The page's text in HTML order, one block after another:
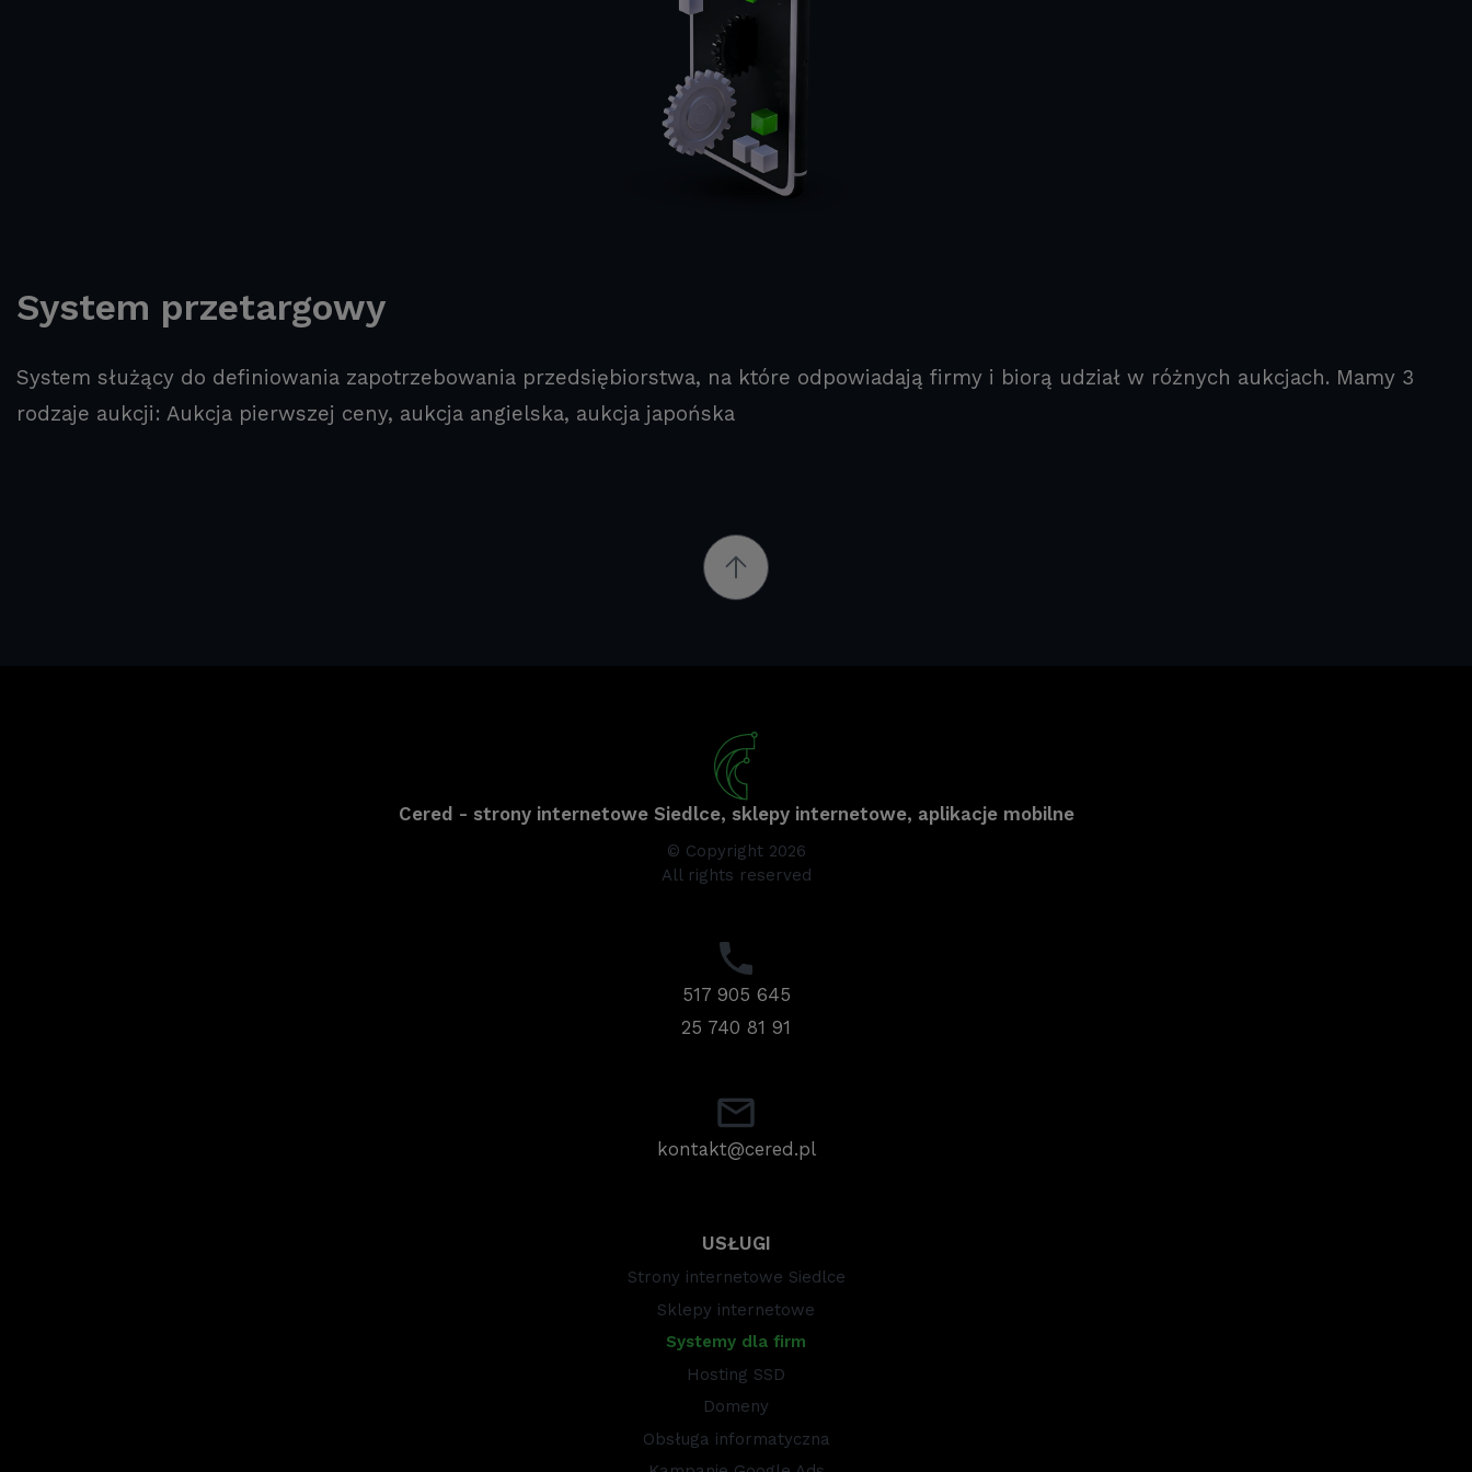
System przetargowy
System służący do definiowania zapotrzebowania przedsiębiorstwa, na które odpowiadają firmy i biorą udział w różnych aukcjach. Mamy 3
rodzaje aukcji: Aukcja pierwszej ceny, aukcja angielska, aukcja japońska
Cered - strony internetowe Siedlce, sklepy internetowe, aplikacje mobilne
© Copyright 2026
All rights reserved
517 905 645
25 740 81 91
kontakt@cered.pl
USŁUGI
Strony internetowe Siedlce
Sklepy internetowe
Systemy dla firm
Hosting SSD
Domeny
Obsługa informatyczna